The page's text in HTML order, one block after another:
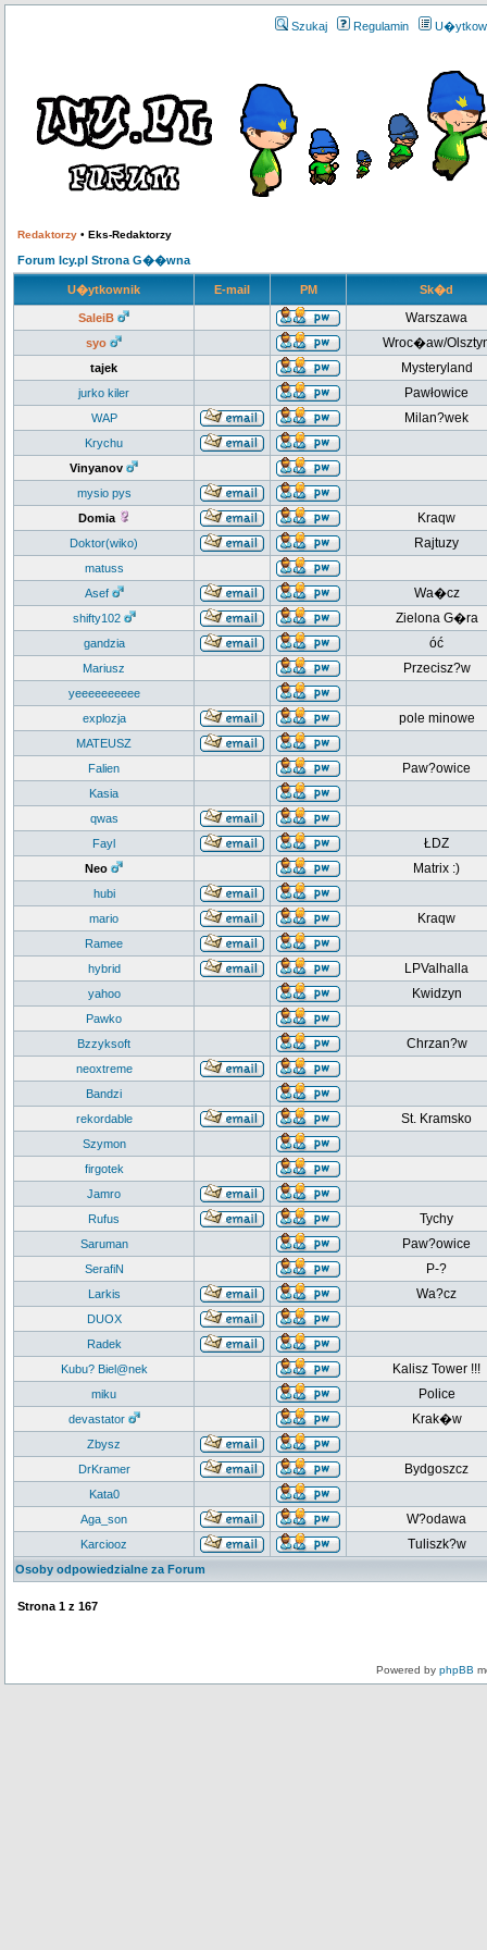
Szukaj Regulamin
Redaktorzy • Eks-Redaktorzy
Forum Icy.pl Strona G��wna
U�ytkownik E-mail PM Sk�d
SaleiB Warszawa
syo Wroc�aw/
tajek Mysteryland
jurko kiler Pawłowice
WAP Milan?wek
Krychu
Vinyanov
mysio pys
Domia
Kraqw
Doktor(wiko) Rajtuzy
matuss
Asef
Wa�cz
shifty102 Zielona G�ra
gandzia óć
Mariusz Przecisz?w
yeeeeeeeeee
explozja
pole minowe
MATEUSZ
Falien
Paw?owice
Kasia
qwas
Fayl
ŁDZ
Neo Matrix :)
hubi
mario
Kraqw
Ramee
hybrid
LPValhalla
yahoo Kwidzyn
Pawko
Bzzyksoft
Chrzan?w
neoxtreme
Bandzi
rekordable
St. Kramsko
Szymon
firgotek
Jamro
Rufus
Tychy
Saruman Paw?owice
SerafiN P-?
Larkis Wa?cz
DUOX
Radek
Kubu? Biel@nek
Kalisz Tower !!!
miku Police
devastator Krak�w
Zbysz
DrKramer
Bydgoszcz
Kata0
Aga_son
W?odawa
Karciooz Tuliszk?w
Osoby odpowiedzialne za Forum
Strona 1 z 167
Powered by phpBB